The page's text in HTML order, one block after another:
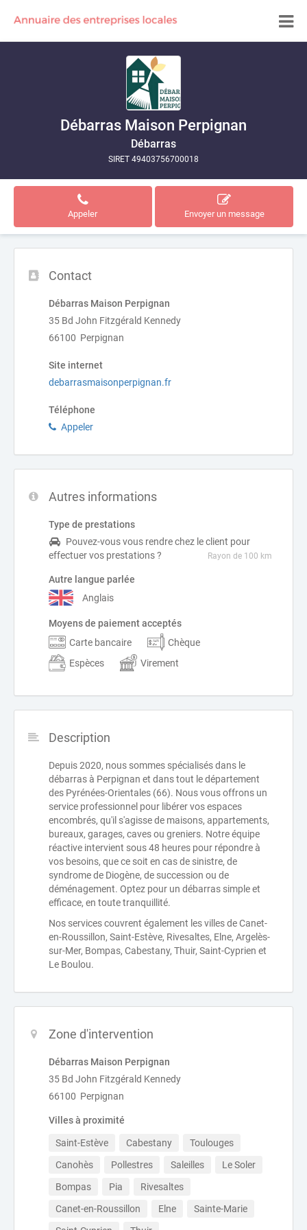
Débarras Maison Perpignan
Débarras
SIRET 49403756700018
Appeler Envoyer un message
Contact
Débarras Maison Perpignan
35 Bd John Fitzgérald Kennedy
66100 Perpignan
Site internet
debarrasmaisonperpignan.fr
Téléphone
Appeler
Autres informations
Type de prestations
Pouvez-vous vous rendre chez le client pour
effectuer vos prestations ?
Rayon de 100 km
Autre langue parlée
Anglais
Moyens de paiement acceptés
Carte bancaire
Chèque
Espèces
Virement
Description
Depuis 2020, nous sommes spécialisés dans le
débarras à Perpignan et dans tout le département
des Pyrénées-Orientales (66). Nous vous offrons un
service professionnel pour libérer vos espaces
encombrés, qu'il s'agisse de maisons, appartements,
bureaux, garages, caves ou greniers. Notre équipe
réactive intervient sous 48 heures pour répondre à
vos besoins, que ce soit en cas de sinistre, de
syndrome de Diogène, de succession ou de
déménagement. Optez pour un débarras simple et
efficace, en toute tranquillité.
Nos services couvrent également les villes de Canet-
en-Roussillon, Saint-Estève, Rivesaltes, Elne, Argelès-
sur-Mer, Bompas, Cabestany, Thuir, Saint-Cyprien et
Le Boulou.
Zone d'intervention
Débarras Maison Perpignan
35 Bd John Fitzgérald Kennedy
66100 Perpignan
Villes à proximité
Saint-Estève Cabestany
Toulouges
Canohès
Pollestres Saleilles
Le Soler
Bompas
Pia
Rivesaltes
Canet-en-Roussillon
Elne
Sainte-Marie